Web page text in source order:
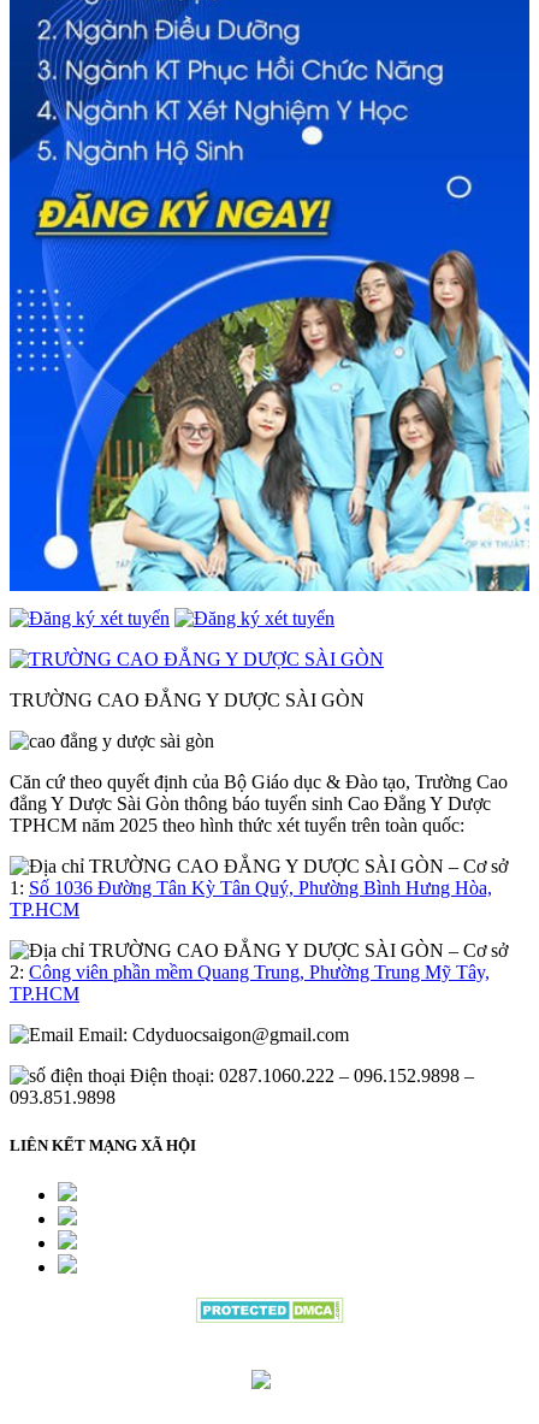
TRƯỜNG CAO ĐẲNG Y DƯỢC SÀI GÒN
Căn cứ theo quyết định của Bộ Giáo dục & Đào tạo, Trường Cao
đẳng Y Dược Sài Gòn thông báo tuyển sinh Cao Đẳng Y Dược
TPHCM năm 2025 theo hình thức xét tuyển trên toàn quốc:
– Cơ sở
1: Số 1036 Đường Tân Kỳ Tân Quý, Phường Bình Hưng Hòa,
TP.HCM
– Cơ sở
2: Công viên phần mềm Quang Trung, Phường Trung Mỹ Tây,
TP.HCM
Email: Cdyduocsaigon@gmail.com
Điện thoại: 0287.1060.222 – 096.152.9898 –
093.851.9898
LIÊN KẾT MẠNG XÃ HỘI